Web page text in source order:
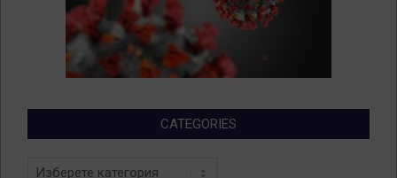
CATEGORIES
Categories